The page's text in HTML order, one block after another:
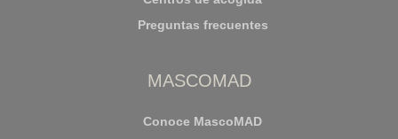
Preguntas frecuentes
MASCOMAD
Conoce MascoMAD